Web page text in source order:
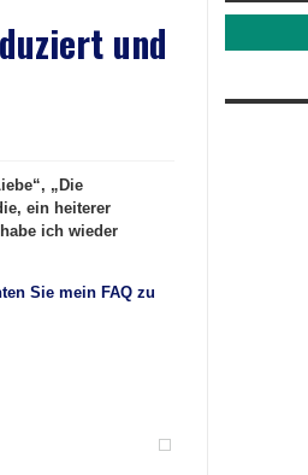
und
„Die
ein heiterer
ich wieder
Sie mein FAQ zu